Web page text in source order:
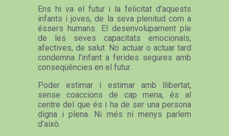
Ens hi va el futur i la felicitat d’aquests
infants i joves, de la seva plenitud com a
éssers humans. El desenvolupament ple
de les seves capacitats emocionals,
afectives, de salut. No actuar o actuar tard
condemna l’infant a ferides segures amb
conseqüències en el futur.
Poder estimar i estimar amb llibertat,
sense coaccions de cap mena, és al
centre del que és i ha de ser una persona
digna i plena. Ni més ni menys parlem
d’això.